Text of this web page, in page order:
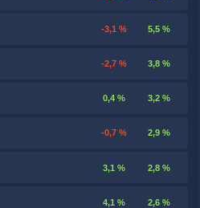
-3,1 % 5,5 %
-2,7 % 3,8 %
0,4 % 3,2 %
-0,7 % 2,9 %
3,1 % 2,8 %
4,1 % 2,6 %